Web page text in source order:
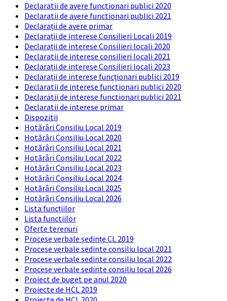
Declaratii de avere functionari publici 2020
Declaratii de avere functionari publici 2021
Declarații de avere primar
Declarații de interese Consilieri Locali 2019
Declarații de interese Consilieri locali 2020
Declaratii de interese consilieri locali 2021
Declarații de interese Consilieri locali 2023
Declarații de interese funcționari publici 2019
Declaratii de interese functionari publici 2020
Declaratii de interese functionari publici 2021
Declaratii de interese primar
Dispozitii
Hotărâri Consiliu Local 2019
Hotărâri Consiliu Local 2020
Hotărâri Consiliu Local 2021
Hotărâri Consiliu Local 2022
Hotărâri Consiliu Local 2023
Hotărâri Consiliu Local 2024
Hotărâri Consiliu Local 2025
Hotărâri Consiliu Local 2026
Lista funcțiilor
Lista functiilor
Oferte terenuri
Procese verbale ședințe CL 2019
Procese verbale sedinte consiliu local 2021
Procese verbale sedinte consiliu local 2022
Procese verbale sedinte consiliu local 2026
Proiect de buget pe anul 2020
Proiecte de HCL 2019